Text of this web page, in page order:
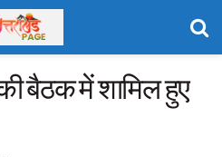
बैठक में शामिल हुए